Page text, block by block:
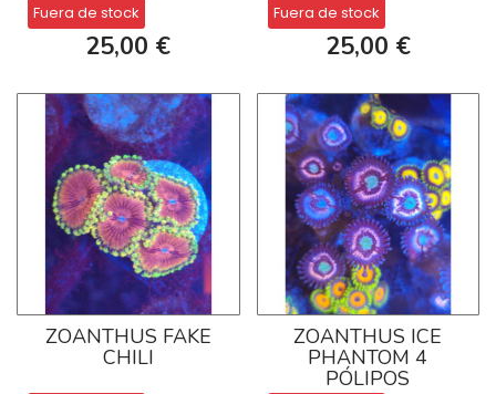
Fuera de stock
25,00 €
Fuera de stock
25,00 €
ZOANTHUS FAKE
CHILI
ZOANTHUS ICE
PHANTOM 4
PÓLIPOS